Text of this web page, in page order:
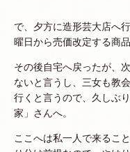
で、夕方に造形芸大店へ
曜日から売価改定する商
その後自宅へ戻ったが、
ないと言うし、三女も教
行くと言うので、久しぶ
家」さんへ。
ここへは私一人で来るこ